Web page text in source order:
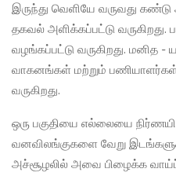
இருந்து வெளியே வருவது
தகவல் அளிக்கப்பட்டு வருகிறது.
வழங்கப்பட்டு வருகிறது.
வாகனங்கள் மற்றும்
வருகிறது.
ஒரு பகுதியை எல்லையை
வனவிலங்குகளை வேறு
அச்சூழலில் அவை பிழைக்க